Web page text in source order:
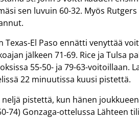
sen luvuin 60-32. Myös
Texas-El Paso ennätti venyttää
jälkeen 71-69. Rice ja Tulsa
55-50- ja 79-63-voitoillaan.
22 minuutissa kuusi pistettä.
pistettä, kun hänen
74) Gonzaga-ottelussa Lähteen